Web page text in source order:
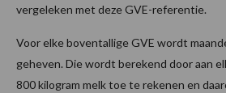
vergeleken met deze GVE-referentie.
Voor elke boventallige GVE wordt
geheven. Die wordt berekend door aan
800 kilogram melk toe te rekenen en